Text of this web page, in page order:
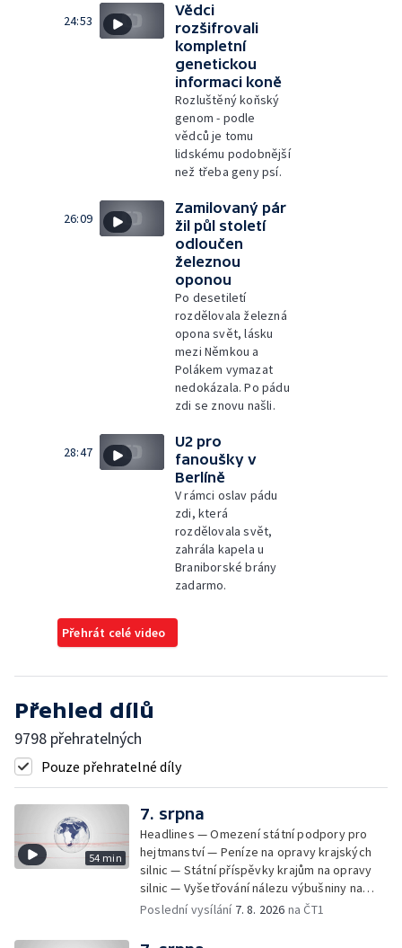
24:53
Vědci
rozšifrovali
kompletní
genetickou
informaci koně
Rozluštěný koňský
genom - podle
vědců je tomu
lidskému podobnější
než třeba geny psí.
26:09
Zamilovaný pár
žil půl století
odloučen
železnou
oponou
Po desetiletí
rozdělovala železná
opona svět, lásku
mezi Němkou a
Polákem vymazat
nedokázala. Po pádu
zdi se znovu našli.
28:47
U2 pro
fanoušky v
Berlíně
V rámci oslav pádu
zdi, která
rozdělovala svět,
zahrála kapela u
Braniborské brány
zadarmo.
Přehrát celé video
Přehled dílů
9798 přehratelných
Pouze přehratelné díly
54 min
7. srpna
Headlines — Omezení státní podpory pro
hejtmanství — Peníze na opravy krajských
silnic — Státní příspěvky krajům na opravy
silnic — Vyšetřování nálezu výbušniny na
letišti v Lipsku — Pasové kontroly spojů mezi
budovy ve Zlíně — Pohřeb Milana Knížáka —
Poslední vysílání 7. 8. 2026 na ČT1